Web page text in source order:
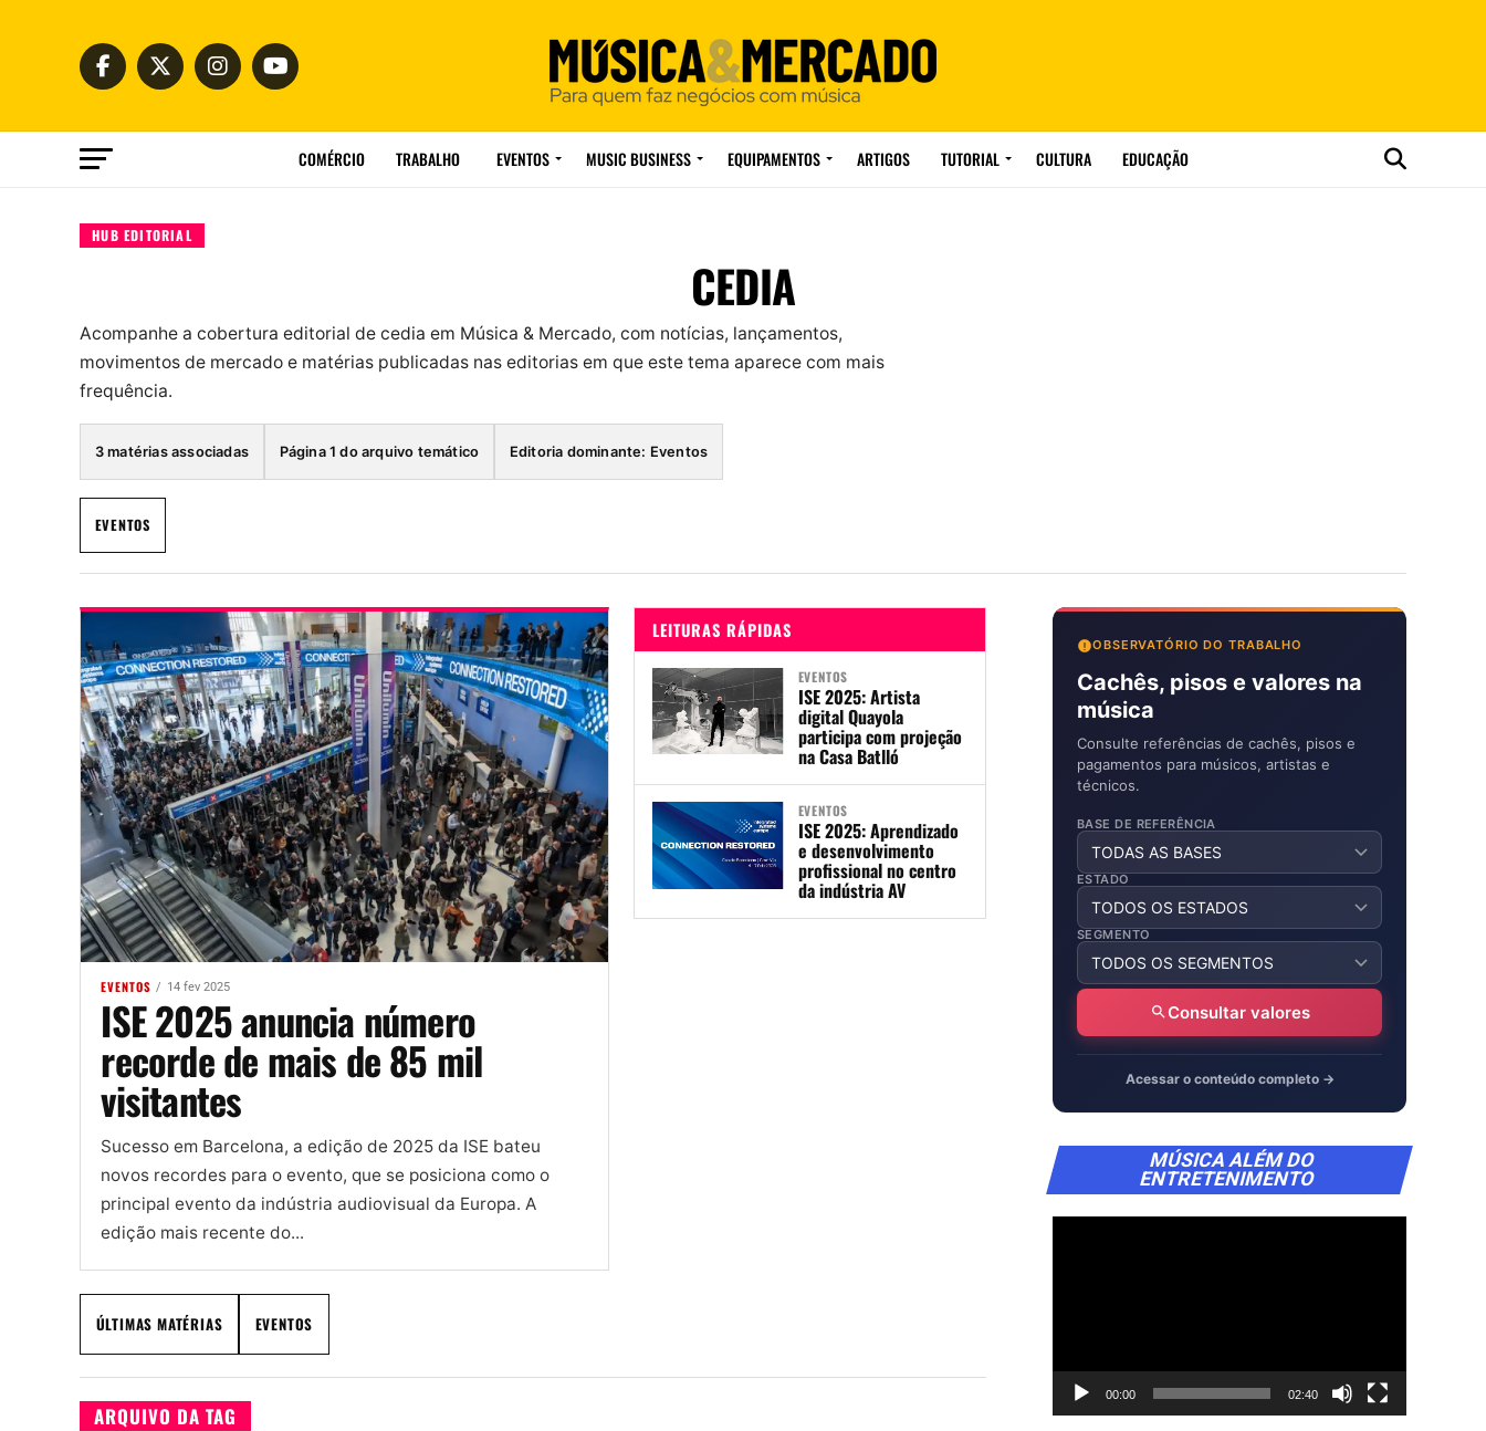
COMÉRCIO TRABALHO EVENTOS MUSIC BUSINESS EQUIPAMENTOS ARTIGOS TUTORIAL CULTURA EDUCAÇÃO
HUB EDITORIAL
CEDIA
Acompanhe a cobertura editorial de cedia em Música & Mercado, com notícias, lançamentos,
movimentos de mercado e matérias publicadas nas editorias em que este tema aparece com mais
frequência.
3 matérias associadas Página 1 do arquivo temático Editoria dominante: Eventos
EVENTOS
EVENTOS 14 fev 2025
ISE 2025 anuncia número
recorde de mais de 85 mil
visitantes
Sucesso em Barcelona, ​​a edição de 2025 da ISE bateu
novos recordes para o evento, que se posiciona como o
principal evento da indústria audiovisual da Europa. A
edição mais recente do...
LEITURAS RÁPIDAS
EVENTOS
ISE 2025: Artista
digital Quayola
participa com projeção
na Casa Batlló
EVENTOS
ISE 2025: Aprendizado
e desenvolvimento
profissional no centro
da indústria AV
ÚLTIMAS MATÉRIAS EVENTOS
ARQUIVO DA TAG
OBSERVATÓRIO DO TRABALHO
Cachês, pisos e valores na
música
Consulte referências de cachês, pisos e
pagamentos para músicos, artistas e
técnicos.
BASE DE REFERÊNCIA
ESTADO
SEGMENTO
Consultar valores
Acessar o conteúdo completo →
MÚSICA ALÉM DO
ENTRETENIMENTO
Tocador
de
00:00 02:40